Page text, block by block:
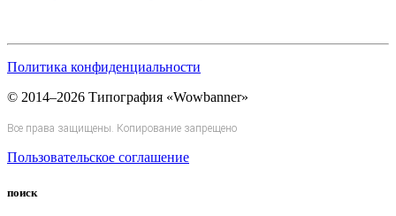
Политика конфиденциальности
© 2014–2026 Типография «Wowbanner»
Все права защищены. Копирование запрещено
Пользовательское соглашение
поиск